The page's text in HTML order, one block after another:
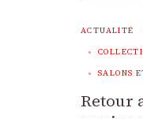
ACTUALITÉ
SALONS
Retour